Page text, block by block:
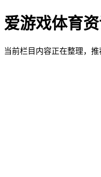
爱游戏体育
当前栏目内容正在整理，推